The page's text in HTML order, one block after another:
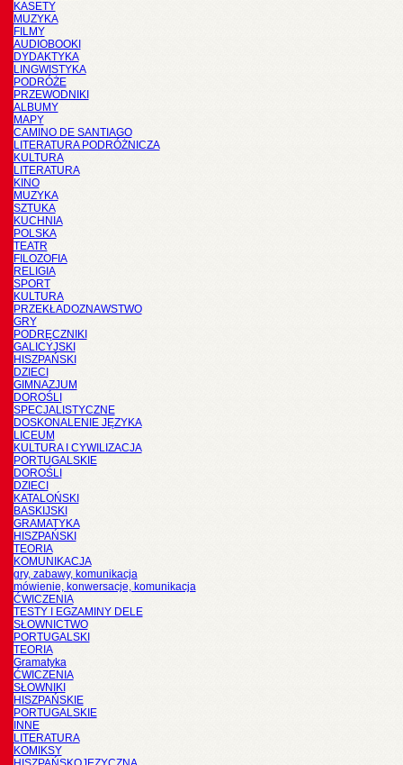
KASETY
MUZYKA
FILMY
AUDIOBOOKI
DYDAKTYKA
LINGWISTYKA
PODRÓŻE
PRZEWODNIKI
ALBUMY
MAPY
CAMINO DE SANTIAGO
LITERATURA PODRÓŻNICZA
KULTURA
LITERATURA
KINO
MUZYKA
SZTUKA
KUCHNIA
POLSKA
TEATR
FILOZOFIA
RELIGIA
SPORT
KULTURA
PRZEKŁADOZNAWSTWO
GRY
PODRĘCZNIKI
GALICYJSKI
HISZPAŃSKI
DZIECI
GIMNAZJUM
DOROŚLI
SPECJALISTYCZNE
DOSKONALENIE JĘZYKA
LICEUM
KULTURA I CYWILIZACJA
PORTUGALSKIE
DOROŚLI
DZIECI
KATALOŃSKI
BASKIJSKI
GRAMATYKA
HISZPAŃSKI
TEORIA
KOMUNIKACJA
gry, zabawy, komunikacja
mówienie, konwersacje, komunikacja
ĆWICZENIA
TESTY I EGZAMINY DELE
SŁOWNICTWO
PORTUGALSKI
TEORIA
Gramatyka
ĆWICZENIA
SŁOWNIKI
HISZPAŃSKIE
PORTUGALSKIE
INNE
LITERATURA
KOMIKSY